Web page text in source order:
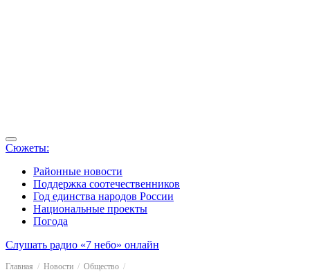
Сюжеты:
Районные новости
Поддержка соотечественников
Год единства народов России
Национальные проекты
Погода
Слушать радио «7 небо» онлайн
Главная Новости
Общество